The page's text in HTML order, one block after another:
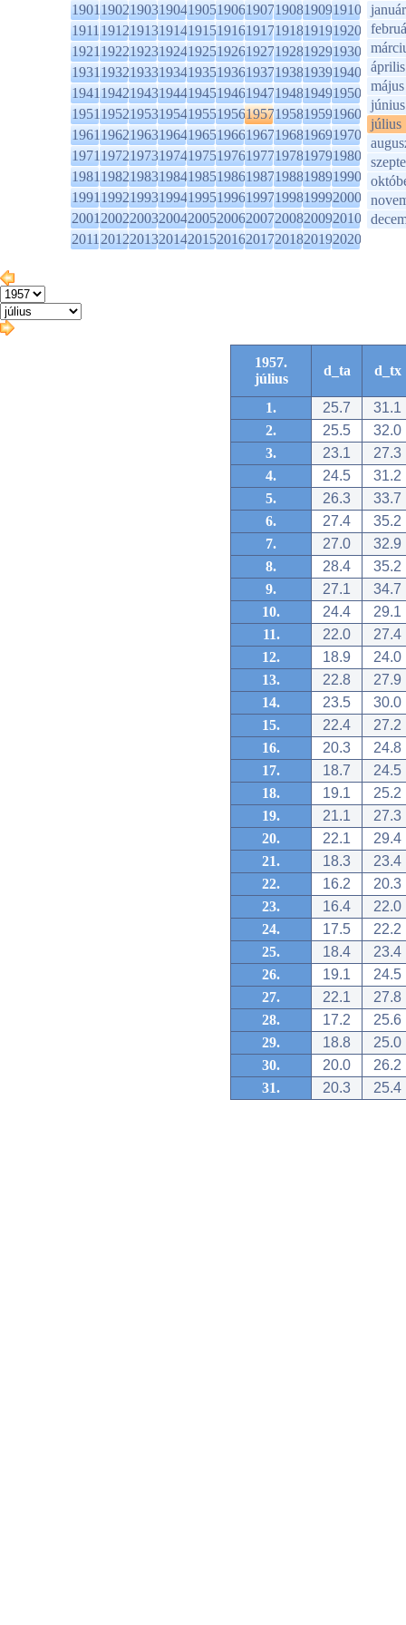
1901190219031904190519061907190819091910
1911191219131914191519161917191819191920
1921192219231924192519261927192819291930
1931193219331934193519361937193819391940
1941194219431944194519461947194819491950
1951195219531954195519561957195819591960
1961196219631964196519661967196819691970
1971197219731974197519761977197819791980
1981198219831984198519861987198819891990
1991199219931994199519961997199819992000
2001200220032004200520062007200820092010
2011201220132014201520162017201820192020
január
április
május
június
július
1957.
július
d_ta d_tx
1. 25.7
31.1
2.
25.5
32.0
3.
23.1
27.3
4.
24.5
31.2
5.
26.3
33.7
6.
27.4
35.2
7.
27.0
32.9
8.
28.4
35.2
9.
27.1
34.7
10.
24.4
29.1
11.
22.0
27.4
12.
18.9
24.0
13.
22.8
27.9
14.
23.5
30.0
15.
22.4
27.2
16.
20.3
24.8
17.
18.7
24.5
18.
19.1
25.2
19.
21.1
27.3
20.
22.1
29.4
21.
18.3
23.4
22.
16.2
20.3
23.
16.4
22.0
24.
17.5
22.2
25.
18.4
23.4
26.
19.1
24.5
27.
22.1
27.8
28.
17.2
25.6
29.
18.8
25.0
30.
20.0
26.2
31.
20.3 25.4